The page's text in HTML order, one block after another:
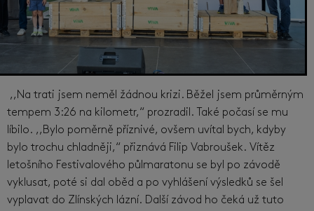
,,Na trati jsem neměl žádnou krizi. Běžel jsem průměrným
tempem 3:26 na kilometr,“ prozradil. Také počasí se mu
líbilo. ,,Bylo poměrně příznivé, ovšem uvítal bych, kdyby
bylo trochu chladněji,“ přiznává Filip Vabroušek. Vítěz
letošního Festivalového půlmaratonu se byl po závodě
vyklusat, poté si dal oběd a po vyhlášení výsledků se šel
vyplavat do Zlínských lázní. Další závod ho čeká už tuto